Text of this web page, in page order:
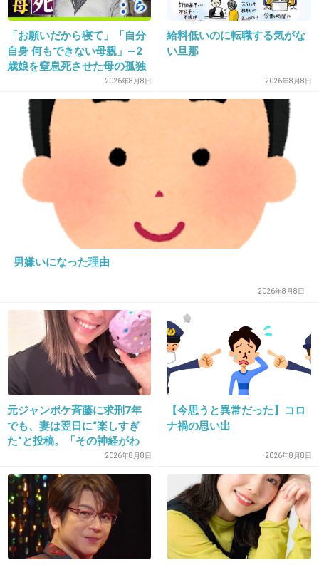
21. 匿名2026/07/08(水) 11:41:59
実際、ある程度意見が同じ人としか話せなくない？
支持政党がある人とはあまり話したくない
政策の是非より◯◯さんを応援してるってほうが先立って
1件の返信
2026/07/08(水) 11:46:32
政治のことを話す→デモなどの手段
って、あさイチ見てないけれどわりと飛躍してるように読
める
メディアでは、選挙の大勝ちが、独裁だみたいにさも悪い
3件の返信
-2
23. 匿名 2026/07/08(水) 11:48:28
政治討論番組とか間違って見てしまうと詭弁ばかりで人の
せいにばかりして腹が立ってムカついてくるので
精神衛生上見ないよね
+8 -2
「お願いだから寝て」「自分
自身 何もできない母親」―2
歳娘を窒息死させた母の孤独
「娘は『ママどうして』と」
限界の年子ワンオペ育児 法
廷での懺悔と声なきSOS
2026年8月8日
給料低いのに転職する気がな
い旦那
2026年8月8日
男嫌いになった理由
2026年8月8日
元ジャンポケ斉藤に求刑7年
でも、妻は翌日に“楽しすぎ
た“と投稿。「その神経がわ
2026年8月8日
【今思うと異常だった】コロ
ナ禍の思い出
2026年8月8日